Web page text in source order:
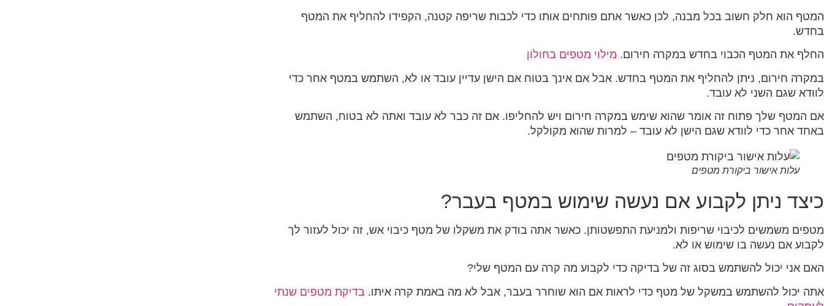
המטף הוא חלק חשוב בכל מבנה, לכן כאשר אתם פותחים אותו כדי לכבות שריפה קטנה, הקפידו להחליף את המטף
בחדש.
החלף את המטף הכבוי בחדש במקרה חירום. מילוי מטפים בחולון
במקרה חירום, ניתן להחליף את המטף בחדש. אבל אם אינך בטוח אם הישן עדיין עובד או לא, השתמש במטף אחר כדי
לוודא שגם השני לא עובד.
אם המטף שלך פתוח זה אומר שהוא שימש במקרה חירום ויש להחליפו. אם זה כבר לא עובד ואתה לא בטוח, השתמש
באחד אחר כדי לוודא שגם הישן לא עובד – למרות שהוא מקולקל.
עלות אישור ביקורת מטפים
כיצד ניתן לקבוע אם נעשה שימוש במטף בעבר?
מטפים משמשים לכיבוי שריפות ולמניעת התפשטותן. כאשר אתה בודק את משקלו של מטף כיבוי אש, זה יכול לעזור לך
לקבוע אם נעשה בו שימוש או לא.
האם אני יכול להשתמש בסוג זה של בדיקה כדי לקבוע מה קרה עם המטף שלי?
אתה יכול להשתמש במשקל של מטף כדי לראות אם הוא שוחרר בעבר, אבל לא מה באמת קרה איתו. בדיקת מטפים שנתי